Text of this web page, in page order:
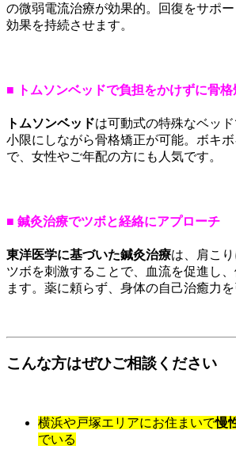
の微弱電流治療が効果的。回復をサポ
効果を持続させます。
■ トムソンベッドで負担をかけずに骨格
トムソンベッドは可動式の特殊なベッ
小限にしながら骨格矯正が可能。ボキ
で、女性やご年配の方にも人気です。
■ 鍼灸治療でツボと経絡にアプローチ
東洋医学に基づいた鍼灸治療は、肩こ
ツボを刺激することで、血流を促進し
ます。薬に頼らず、身体の自己治癒力を
こんな方はぜひご相談ください
横浜や戸塚エリアにお住まいで慢
でいる